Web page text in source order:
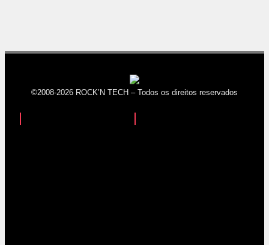
©2008-2026 ROCK’N TECH – Todos os direitos reservados